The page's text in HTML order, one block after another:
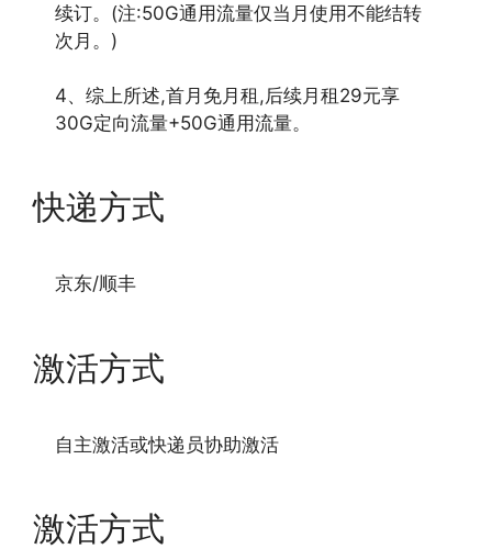
续订。(注:50G通用流量仅当月使用不能结转
次月。)
4、综上所述,首月免月租,后续月租29元享
30G定向流量+50G通用流量。
快递方式
京东/顺丰
激活方式
自主激活或快递员协助激活
激活方式